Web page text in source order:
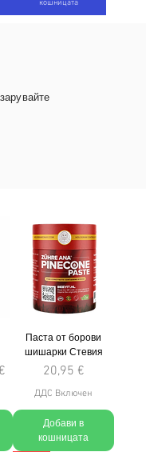
кошницата
цена
Паста от борови
шишарки Стевия
Цена
20,95 €
ДДС Включен
Добави в
кошницата